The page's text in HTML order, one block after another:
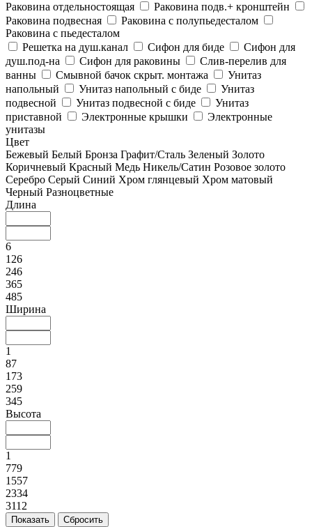
Раковина отдельностоящая
Раковина подв.+ кронштейн
Раковина подвесная
Раковина с полупьедесталом
Раковина с пьедесталом
Решетка на душ.канал
Сифон для биде
Сифон для
душ.под-на
Сифон для раковины
Слив-перелив для
ванны
Смывной бачок скрыт. монтажа
Унитаз
напольный
Унитаз напольный с биде
Унитаз
подвесной
Унитаз подвесной с биде
Унитаз
приставной
Электронные крышки
Электронные
унитазы
Цвет
Бежевый Белый Бронза Графит/Сталь Зеленый Золото
Коричневый Красный Медь Никель/Сатин Розовое золото
Серебро Серый Синий Хром глянцевый Хром матовый
Черный Разноцветные
Длина
6
126
246
365
485
Ширина
1
87
173
259
345
Высота
1
779
1557
2334
3112